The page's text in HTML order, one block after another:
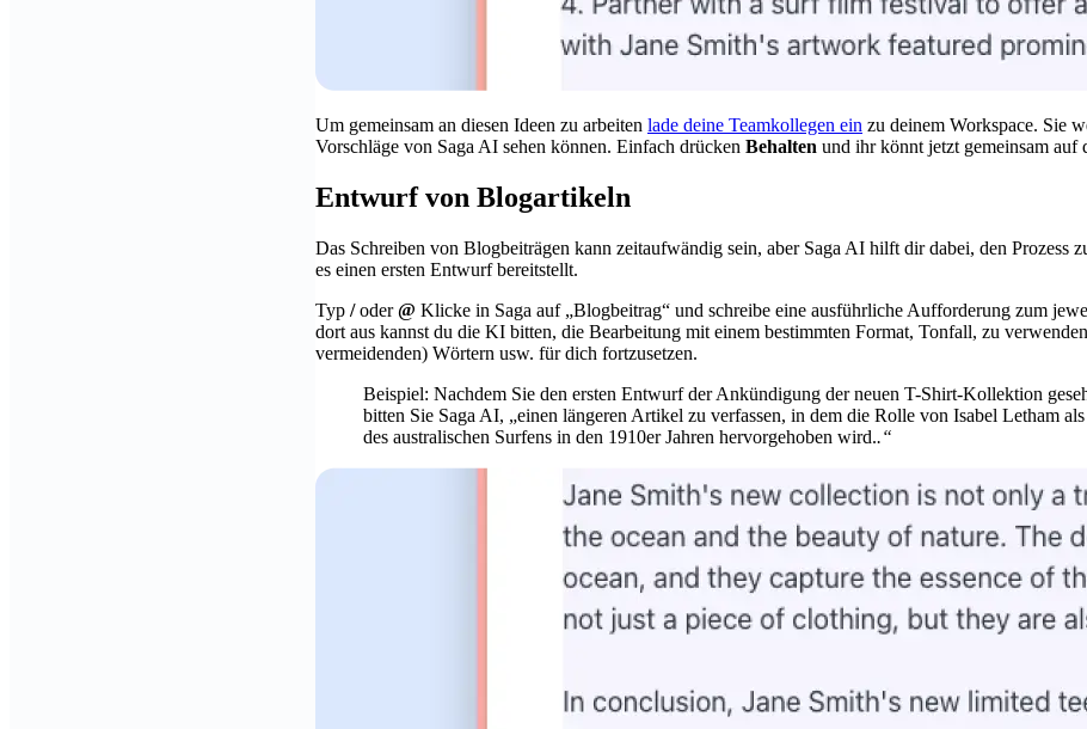
Um gemeinsam an diesen Ideen zu arbeiten lade deine Teamkollegen ein zu deinem Workspace. Sie
Vorschläge von Saga AI sehen können. Einfach drücken Behalten und ihr könnt jetzt gemeinsam auf
Entwurf von Blogartikeln
Das Schreiben von Blogbeiträgen kann zeitaufwändig sein, aber Saga AI hilft dir dabei, den Prozess
es einen ersten Entwurf bereitstellt.
Typ /oder@ Klicke in Saga auf „Blogbeitrag“ und schreibe eine ausführliche Aufforderung zum
dort aus kannst du die KI bitten, die Bearbeitung mit einem bestimmten Format, Tonfall, zu
vermeidenden) Wörtern usw. für dich fortzusetzen.
Beispiel: Nachdem Sie den ersten Entwurf der Ankündigung der neuen T-Shirt-Kollektion
bitten Sie Saga AI, „einen längeren Artikel zu verfassen, in dem die Rolle von Isabel Letham
des australischen Surfens in den 1910er Jahren hervorgehoben wird..“